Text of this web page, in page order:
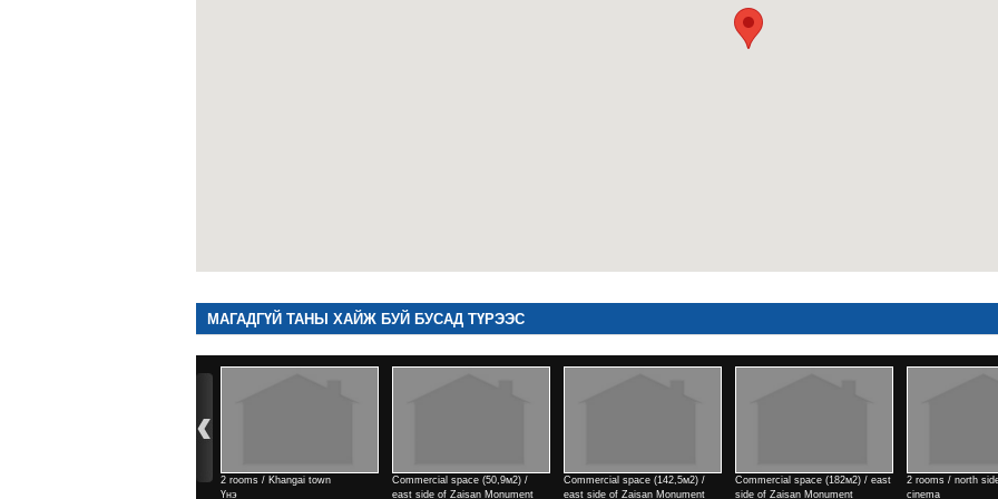
МАГАДГҮЙ ТАНЫ ХАЙЖ БУЙ БУСАД ТҮРЭЭС
Commercial space (50,9м2) /
Commercial space (142,5м2) /
east side of Zaisan Monument
Commercial space (182м2) / east
side of Zaisan Monument
2 rooms / north side of Tengis
cinema
Commercial
side of Zaisan